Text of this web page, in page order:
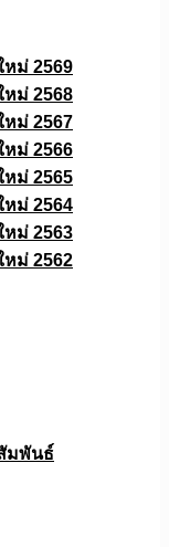
หม่ 2569
หม่ 2568
หม่ 2567
หม่ 2566
หม่ 2565
หม่ 2564
หม่ 2563
หม่ 2562
มพันธ์